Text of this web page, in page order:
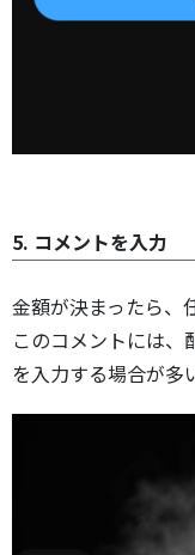
5. コメントを入力
金額が決まったら、
このコメントには
を入力する場合が多